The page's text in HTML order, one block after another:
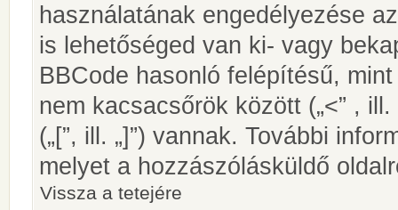
használatának engedélyezése
is lehetőséged van ki- vagy
BBCode hasonló felépítésű,
nem kacsacsőrök között („<” ,
(„[”, ill. „]”) vannak. További
melyet a hozzászólásküldő
Vissza a tetejére